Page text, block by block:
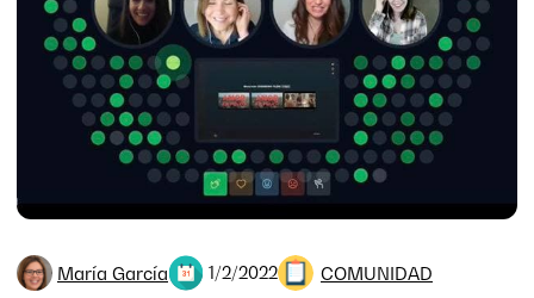
María García 1/2/2022 COMUNIDAD